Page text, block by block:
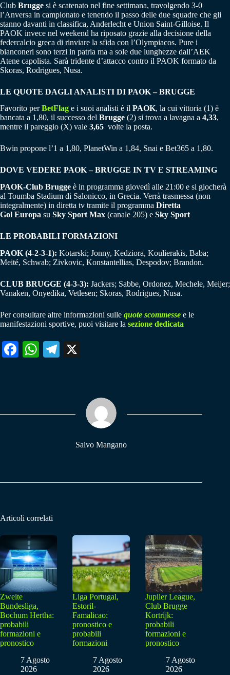
Club Brugge si è scatenato nel fine settimana, travolgendo 3-0
l’Anversa in campionato e tenendo il passo delle due squadre che gli
stanno davanti in classifica, Anderlecht e Union Saint-Gilloise. Il
PAOK invece nel weekend ha riposato grazie alla decisione della
federcalcio greca di rinviare la sfida con l’Olympiacos. Pure i
bianconeri sono terzi in patria ma a sole due lunghezze dall’AEK
Atene capolista. Sarà tridente d’attacco contro il PAOK formato da
Skoras, Rodrigues, Nusa.
LE QUOTE DAGLI ANALISTI DI PAOK – BRUGGE
Favorito perBetFlag e i suoi analisti è il PAOK, la cui vittoria (1) è
bancata a 1,80, il successo del Brugge (2) si trova a lavagna a 4,33,
mentre il pareggio (X) vale 3,65 volte la posta.
Bwin propone l’1 a 1,80, PlanetWin a 1,84, Snai e Bet365 a 1,80.
DOVE VEDERE PAOK – BRUGGE IN TV E STREAMING
PAOK-Club Brugge è in programma giovedì alle 21:00 e si giocherà
al Toumba Stadium di Salonicco, in Grecia. Verrà trasmessa (non
integralmente) in diretta tv tramite il programma Diretta
Gol Europa su Sky Sport Max (canale 205) e Sky Sport
LE PROBABILI FORMAZIONI
PAOK (4-2-3-1): Kotarski; Jonny, Kedziora, Koulierakis, Baba;
Meité, Schwab; Zivkovic, Konstantellias, Despodov; Brandon.
CLUB BRUGGE (4-3-3): Jackers; Sabbe, Ordonez, Mechele, Meijer;
Vanaken, Onyedika, Vetlesen; Skoras, Rodrigues, Nusa.
Per consultare altre informazioni sulle quote scommesse e le
manifestazioni sportive, puoi visitare la sezione dedicata
Fa W
pp
Te
m
Salvo Mangano
Articoli correlati
Zweite
Bundesliga,
Bochum Hertha:
probabili
formazioni e
pronostico
7 Agosto
2026
Liga Portugal,
Estoril-
Famalicao:
pronostico e
probabili
formazioni
7 Agosto
2026
Jupiler League,
Club Brugge
Kortrijk:
probabili
formazioni e
pronostico
7 Agosto
2026